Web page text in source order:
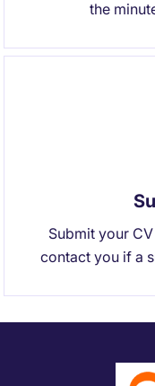
the
Submit your
contact you if a